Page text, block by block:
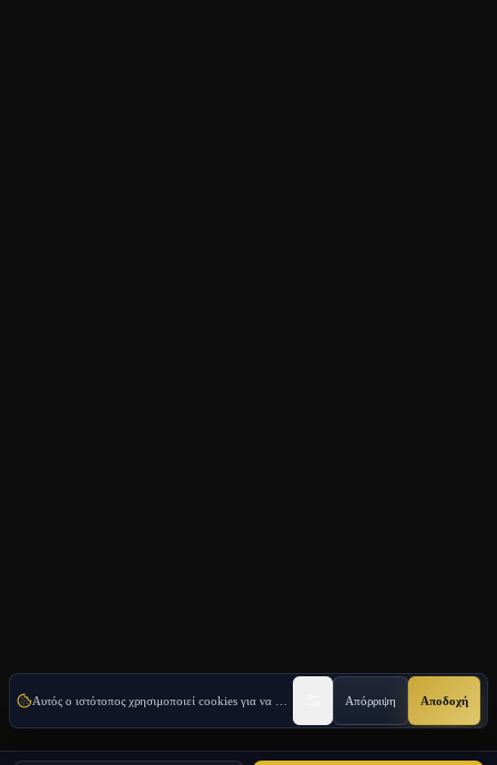
Μάθετε
Απόρριψη Αποδοχή